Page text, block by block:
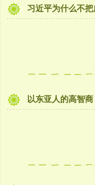
习近平为什么不
以东亚人的高智